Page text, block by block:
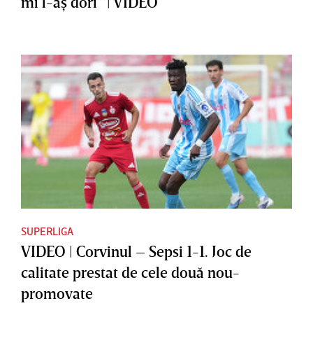
SUPERLIGA
VIDEO | Corvinul – Sepsi 1-1. Joc de
calitate prestat de cele două nou-
promovate